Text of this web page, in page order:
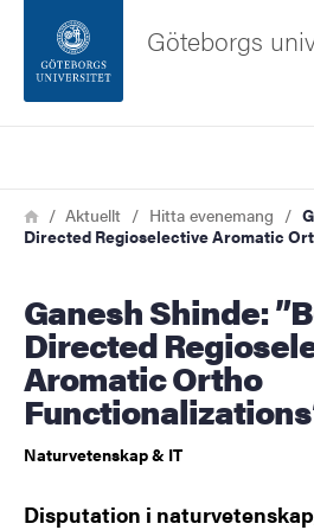
Sidfoten
Om webbplatsen
Göteborgs
Länkstig
HemAktuellt Hitta evenemang
Directed Regioselective Aromatic
Ganesh Shinde: ”Boron-
Directed
Aromatic Ortho
Naturvetenskap & IT
Disputation i